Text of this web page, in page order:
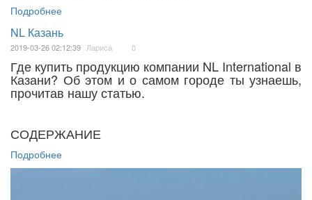
Подробнее
NL Казань
2019-03-26 02:12:39 Лариса 0
Где купить продукцию компании NL International в
Казани? Об этом и о самом городе ты узнаешь,
прочитав нашу статью.
СОДЕРЖАНИЕ
Подробнее